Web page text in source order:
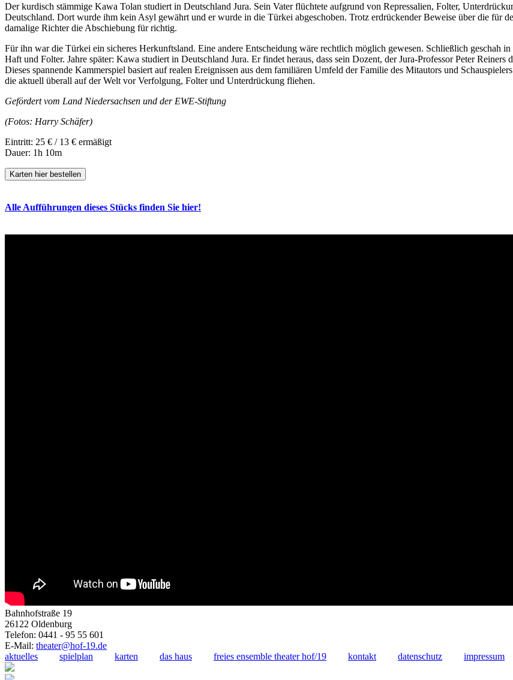
Der kurdisch stämmige Kawa Tolan studiert in Deutschland Jura. Sein Vater flüchtete aufgrund von Repressalien, Folter,
Deutschland. Dort wurde ihm kein Asyl gewährt und er wurde in die Türkei abgeschoben. Trotz erdrückender Beweise über die für
damalige Richter die Abschiebung für richtig.
Für ihn war die Türkei ein sicheres Herkunftsland. Eine andere Entscheidung wäre rechtlich möglich gewesen. Schließlich geschah
Haft und Folter. Jahre später: Kawa studiert in Deutschland Jura. Er findet heraus, dass sein Dozent, der Jura-Professor Peter
Dieses spannende Kammerspiel basiert auf realen Ereignissen aus dem familiären Umfeld der Familie des Mitautors und
die aktuell überall auf der Welt vor Verfolgung, Folter und Unterdrückung fliehen.
Gefördert vom Land Niedersachsen und der EWE-Stiftung
(Fotos: Harry Schäfer)
Eintritt: 25 € / 13 € ermäßigt
Dauer: 1h 10m
Karten hier bestellen
Alle Aufführungen dieses Stücks finden Sie hier!
Bahnhofstraße 19
26122 Oldenburg
Telefon: 0441 - 95 55 601
E-Mail: theater@hof-19.de
aktuelles
spielplan karten das haus freies ensemble theater hof/19 kontakt datenschutz impressum